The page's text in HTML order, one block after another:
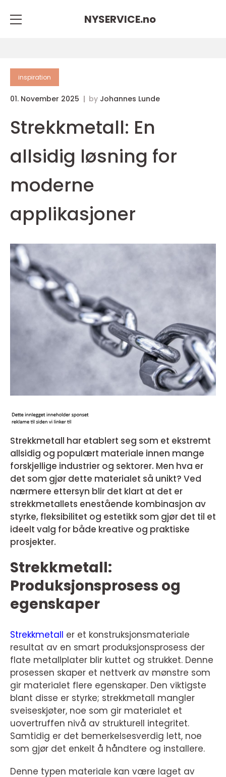
NYSERVICE.no
inspiration
01. November 2025 by Johannes Lunde
Strekkmetall: En
allsidig løsning for
moderne
applikasjoner
Strekkmetall har etablert seg som et ekstremt
allsidig og populært materiale innen mange
forskjellige industrier og sektorer. Men hva er
det som gjør dette materialet så unikt? Ved
nærmere ettersyn blir det klart at det er
strekkmetallets enestående kombinasjon av
styrke, fleksibilitet og estetikk som gjør det til et
ideelt valg for både kreative og praktiske
prosjekter.
Strekkmetall:
Produksjonsprosess og
egenskaper
Strekkmetall er et konstruksjonsmateriale
resultat av en smart produksjonsprosess der
flate metallplater blir kuttet og strukket. Denne
prosessen skaper et nettverk av mønstre som
gir materialet flere egenskaper. Den viktigste
blant disse er styrke; strekkmetall mangler
sveiseskjøter, noe som gir materialet et
uovertruffen nivå av strukturell integritet.
Samtidig er det bemerkelsesverdig lett, noe
som gjør det enkelt å håndtere og installere.
Denne typen materiale kan være laget av